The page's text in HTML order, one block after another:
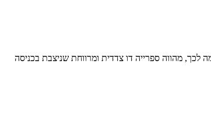
מהווה ספרייה דו צדדית ומרווחת שניצבת בכניסה